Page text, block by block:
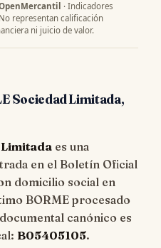
· Indicadores
representan calificación
ni juicio de valor.
Sociedad Limitada,
Limitada es una
en el Boletín Oficial
domicilio social en
BORME procesado
canónico es
B05405105.